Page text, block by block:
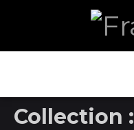
Collection :